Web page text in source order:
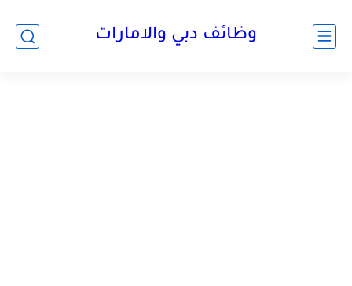
وظائف دبي والامارات